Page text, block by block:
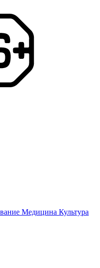
Медицина Культура